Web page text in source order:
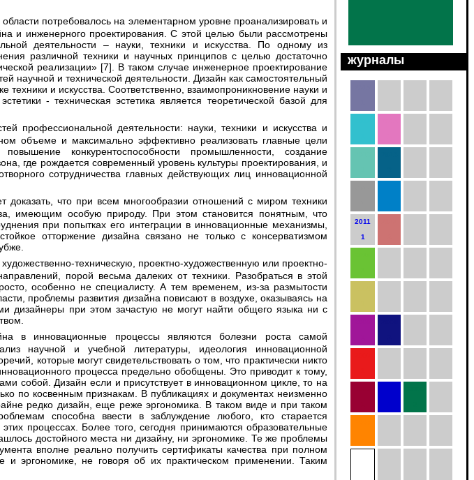
журналы
2011
1
и инженерного проектирования. С этой целью были рассмотрены
деятельности – науки, техники и искусства. По одному из
различной техники и научных принципов с целью достаточно
реализации» [7]. В таком случае инженерное проектирование
научной и технической деятельности. Дизайн как самостоятельный
и искусства. Соответственно, взаимопроникновение науки и
- техническая эстетика является теоретической базой для
объеме и максимально эффективно реализовать главные цели
конкурентоспособности промышленности, создание
где рождается современный уровень культуры проектирования, и
сотрудничества главных действующих лиц инновационной
имеющим особую природу. При этом становится понятным, что
при попытках его интеграции в инновационные механизмы,
отторжение дизайна связано не только с консерватизмом
порой весьма далеких от техники. Разобраться в этой
особенно не специалисту. А тем временем, из-за размытости
проблемы развития дизайна повисают в воздухе, оказываясь на
дизайнеры при этом зачастую не могут найти общего языка ни с
научной и учебной литературы, идеология инновационной
которые могут свидетельствовать о том, что практически никто
процесса предельно обобщены. Это приводит к тому,
собой. Дизайн если и присутствует в инновационном цикле, то на
по косвенным признакам. В публикациях и документах неизменно
редко дизайн, еще реже эргономика. В таком виде и при таком
способна ввести в заблуждение любого, кто старается
процессах. Более того, сегодня принимаются образовательные
достойного места ни дизайну, ни эргономике. Те же проблемы
вполне реально получить сертификаты качества при полном
и эргономике, не говоря об их практическом применении. Таким